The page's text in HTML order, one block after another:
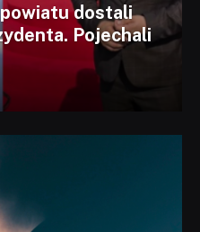
dostali
Pojechali